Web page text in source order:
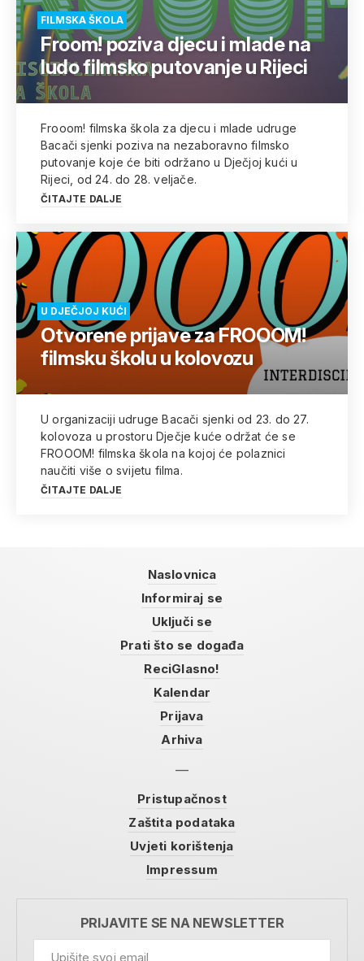
FILMSKA ŠKOLA
Froom! poziva djecu i mlade na
ludo filmsko putovanje u Rijeci
Frooom! filmska škola za djecu i mlade udruge
Bacači sjenki poziva na nezaboravno filmsko
putovanje koje će biti održano u Dječjoj kući u
Rijeci, od 24. do 28. veljače.
ČITAJTE DALJE
U DJEČJOJ KUĆI
Otvorene prijave za FROOOM!
filmsku školu u kolovozu
U organizaciji udruge Bacači sjenki od 23. do 27.
kolovoza u prostoru Dječje kuće održat će se
FROOOM! filmska škola na kojoj će polaznici
naučiti više o svijetu filma.
ČITAJTE DALJE
Naslovnica
Informiraj se
Uključi se
Prati što se događa
ReciGlasno!
Kalendar
Prijava
Arhiva
Pristupačnost
Zaštita podataka
Uvjeti korištenja
Impressum
PRIJAVITE SE NA NEWSLETTER